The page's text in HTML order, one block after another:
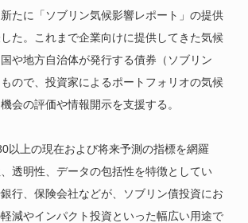
たに「ソブリン気候影響レポート」の提供
た。これまで企業向けに提供してきた気候
や地方自治体が発行する債券（ソブリン
ので、投資家によるポートフォリオの気候
会の評価や情報開示を支援する。
以上の現在および将来予測の指標を網羅
透明性、データの包括性を特徴としてい
行、保険会社などが、ソブリン債投資にお
減やインパクト投資といった幅広い用途で